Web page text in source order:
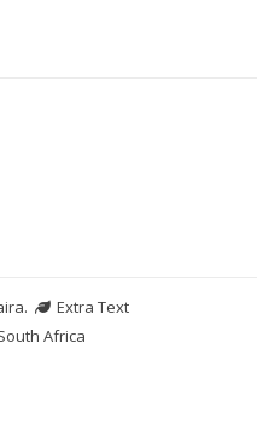
.
Extra Text
Africa